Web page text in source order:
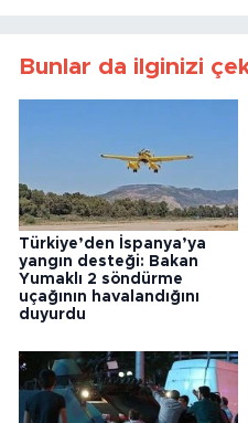
Bunlar da ilginizi
Türkiye’den İspanya’ya
yangın desteği: Bakan
Yumaklı 2 söndürme
uçağının havalandığını
duyurdu